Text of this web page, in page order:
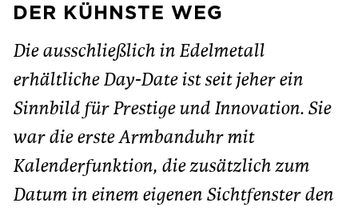
DER KÜHNSTE WEG
Die ausschließlich in Edelmetall
erhältliche Day-Date ist seit jeher ein
Sinnbild für Prestige und Innovation. Sie
war die erste Armbanduhr mit
Kalenderfunktion, die zusätzlich zum
Datum in einem eigenen Sichtfenster den